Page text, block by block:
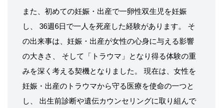
また、初めての妊娠・出産で一卵性双生児を妊娠
し、 36週6日で一人を死産した経験があります。 そ
の出来事は、妊娠・出産が女性の心身に与える影響
の大きさ、 そして「トラウマ」となり得る体験の重
みを深く考える契機となりました。 現在は、女性を
妊娠・出産のトラウマから守る医療を使命の一つと
し、 出生前診断や遺伝カウンセリングに取り組んで